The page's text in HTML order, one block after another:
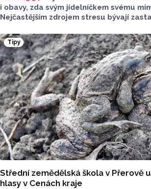
i obavy, zda svým jídelníčkem svému
Nejčastějším zdrojem stresu bývají
se nadýmavým potravinám nebo
alergenů. Mýty o stravě při kojení boří
z Jeseníku.
Tipy
Střední zemědělská škola v Přerově
hlasy v Cenách kraje